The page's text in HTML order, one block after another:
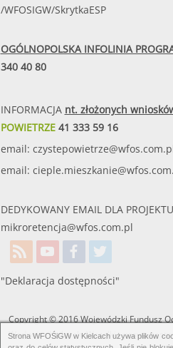
/WFOSIGW/SkrytkaESP
OGÓLNOPOLSKA INFOLINIA
340 40 80
INFORMACJA nt. złożonych
POWIETRZE41 333 59 16
email:
email:
DEDYKOWANY EMAIL DLA
mikroretencja@wfos.com.pl
"Deklaracja dostępności"
Copyright © 2016 Wojewódzki Fundusz
Wodnej w Kielcach. Wszelkie prawa
Strona WFOŚiGW w Kielcach używa plików